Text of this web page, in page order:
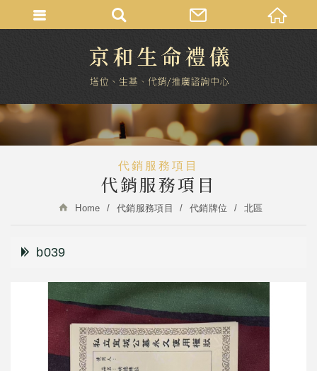
Home 代銷服務項目 代銷牌位 北區
代銷服務項目
代銷服務項目
b039